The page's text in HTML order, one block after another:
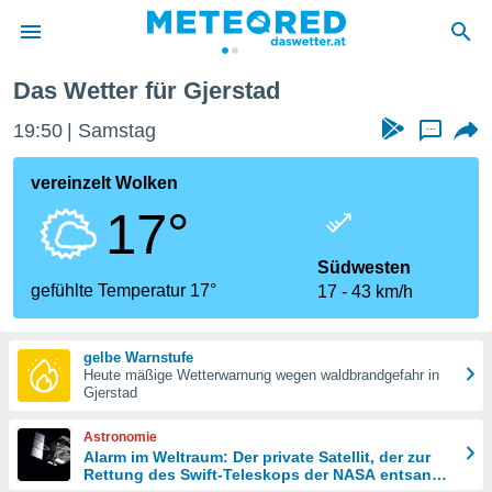
wurde
dass
sind.
diese
Das Wetter für Gjerstad
19:50 Samstag ...
vereinzelt Wolken
17°
gefühlte Temperatur 17°
Südwesten
17
43 km/h
gelbe Warnstufe
Heute mäßige Wetterwarnung wegen waldbrandgefahr in
Gjerstad
Astronomie
Alarm im Weltraum: Der private Satellit, der zur
Rettung des Swift-Teleskops der NASA entsandt